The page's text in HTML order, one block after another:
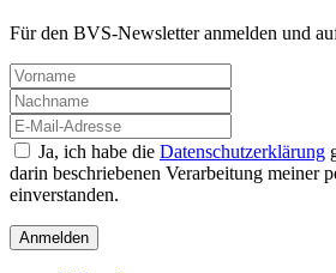
Für den BVS-Newsletter anmelden und
Ja, ich habe die Datenschutzerklärung
darin beschriebenen Verarbeitung meiner
einverstanden.